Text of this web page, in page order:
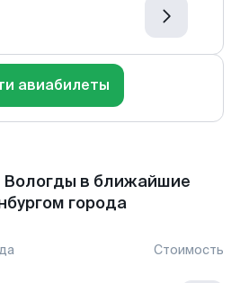
авиабилеты
Вологды в ближайшие
города
Стоимость